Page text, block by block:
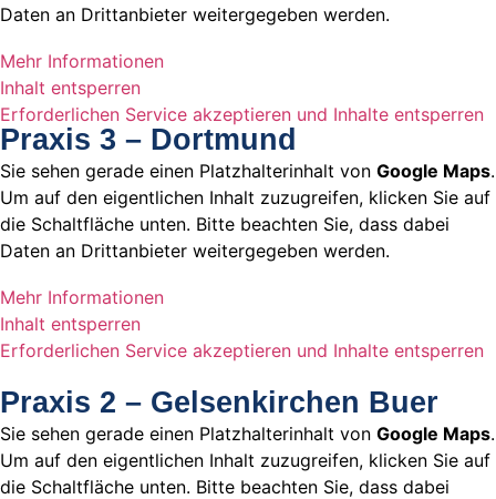
Daten an Drittanbieter weitergegeben werden.
Mehr Informationen
Inhalt entsperren
Erforderlichen Service akzeptieren und Inhalte entsperren
Praxis 3 – Dortmund
Sie sehen gerade einen Platzhalterinhalt von Google Maps.
Um auf den eigentlichen Inhalt zuzugreifen, klicken Sie auf
die Schaltfläche unten. Bitte beachten Sie, dass dabei
Daten an Drittanbieter weitergegeben werden.
Mehr Informationen
Inhalt entsperren
Erforderlichen Service akzeptieren und Inhalte entsperren
Praxis 2 – Gelsenkirchen Buer
Sie sehen gerade einen Platzhalterinhalt von Google Maps.
Um auf den eigentlichen Inhalt zuzugreifen, klicken Sie auf
die Schaltfläche unten. Bitte beachten Sie, dass dabei